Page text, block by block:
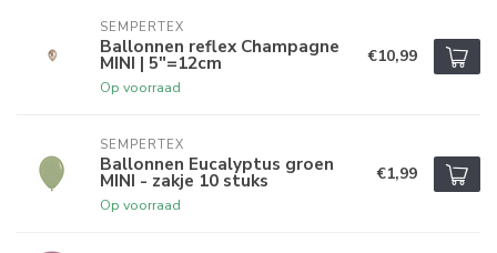
SEMPERTEX
Ballonnen reflex Champagne
MINI | 5"=12cm
Op voorraad
€10,99
SEMPERTEX
Ballonnen Eucalyptus groen
MINI - zakje 10 stuks
Op voorraad
€1,99